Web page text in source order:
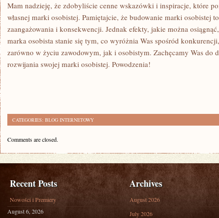
Mam nadzieję, ⁤że zdobyliście cenne wskazówki i inspiracje, które
własnej marki osobistej. Pamiętajcie,⁣ że budowanie​ marki osobistej
zaangażowania​ i konsekwencji. Jednak efekty, jakie można
marka osobista stanie ​się tym, co wyróżnia Was spośród
zarówno w życiu zawodowym, jak ​i ‍osobistym. Zachęcamy Was⁢ do
rozwijania swojej ⁢marki⁢ osobistej. Powodzenia!
CATEGORIES: BLOG INTERNETOWY
Comments are closed.
Recent Posts
Nowości i Premiery
August 6, 2026
Archives
August 2026
July 2026